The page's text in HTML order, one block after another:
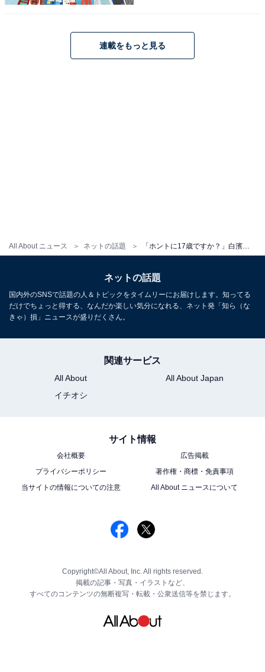
All About ニュース ネットの話題
連載をもっと見る
ネットの話題
国内外のSNSで話題の人＆トピックをタイムリーにお届けします。知ってる
だけでちょっと得する、なんだか楽しい気分になれる、ネット発「知ら（な
きゃ）損」ニュースが盛りだくさん。
関連サービス
All About
All About Japan
イチオシ
サイト情報
会社概要
広告掲載
プライバシーポリシー
著作権・商標・免責事項
当サイトの情報についての注意
All About ニュースについて
Copyright©All About, Inc. All rights reserved.
掲載の記事・写真・イラストなど、
すべてのコンテンツの無断複写・転載・公衆送信等を禁じます。